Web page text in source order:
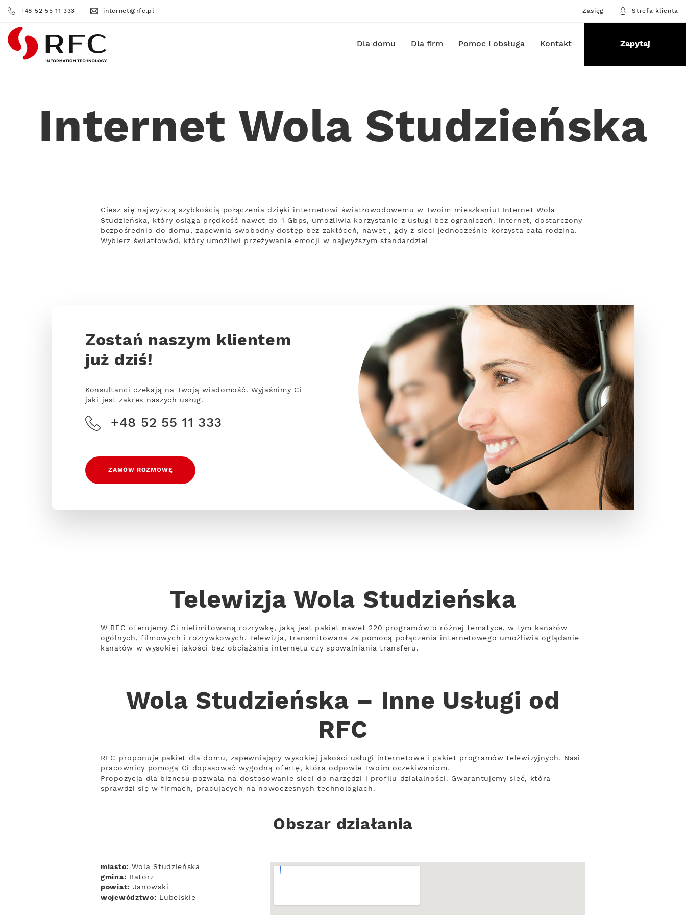
+48 52 55 11 333 internet@rfc.pl Zasięg Strefa klienta
RFC Dla domu Dla firm Pomoc i obsługa Kontakt Zapytaj
Internet Wola Studzieńska
Ciesz się najwyższą szybkością połączenia dzięki internetowi światłowodowemu w Twoim mieszkaniu! Internet Wola
Studzieńska, który osiąga prędkość nawet do 1 Gbps, umożliwia korzystanie z usługi bez ograniczeń. Internet, dostarczony
bezpośrednio do domu, zapewnia swobodny dostęp bez zakłóceń, nawet , gdy z sieci jednocześnie korzysta cała rodzina.
Wybierz światłowód, który umożliwi przeżywanie emocji w najwyższym standardzie!
Zostań naszym klientem
już dziś!
Konsultanci czekają na Twoją wiadomość. Wyjaśnimy Ci
jaki jest zakres naszych usług.
+48 52 55 11 333
ZAMÓW ROZMOWĘ
Telewizja Wola Studzieńska
W RFC oferujemy Ci nielimitowaną rozrywkę, jaką jest pakiet nawet 220 programów o różnej tematyce, w tym kanałów
ogólnych, filmowych i rozrywkowych. Telewizja, transmitowana za pomocą połączenia internetowego umożliwia oglądanie
kanałów w wysokiej jakości bez obciążania internetu czy spowalniania transferu.
Wola Studzieńska – Inne Usługi od
RFC
RFC proponuje pakiet dla domu, zapewniający wysokiej jakości usługi internetowe i pakiet programów telewizyjnych. Nasi
pracownicy pomogą Ci dopasować wygodną ofertę, która odpowie Twoim oczekiwaniom.
Propozycja dla biznesu pozwala na dostosowanie sieci do narzędzi i profilu działalności. Gwarantujemy sieć, która
sprawdzi się w firmach, pracujących na nowoczesnych technologiach.
Obszar działania
miasto: Wola Studzieńska
gmina: Batorz
powiat: Janowski
województwo: Lubelskie